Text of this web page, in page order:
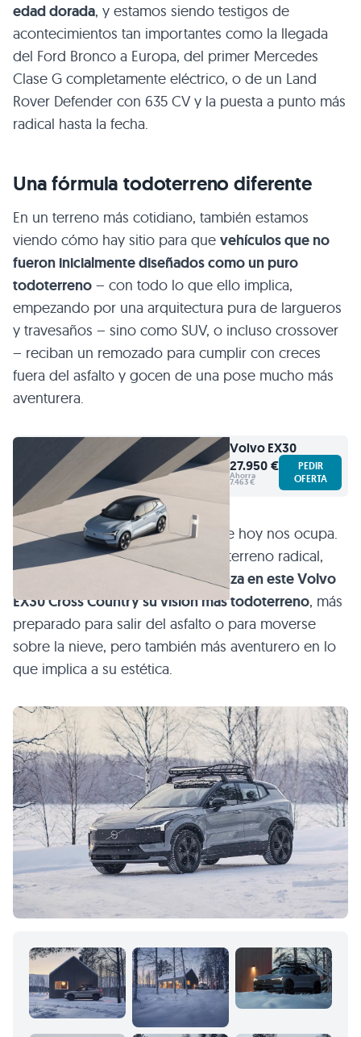
edad dorada, y estamos siendo testigos de
acontecimientos tan importantes como la llegada
del Ford Bronco a Europa, del primer Mercedes
Clase G completamente eléctrico, o de un Land
Rover Defender con 635 CV y la puesta a punto más
radical hasta la fecha.
Una fórmula todoterreno diferente
En un terreno más cotidiano, también estamos
viendo cómo hay sitio para que vehículos que no
fueron inicialmente diseñados como un puro
todoterreno – con todo lo que ello implica,
empezando por una arquitectura pura de largueros
y travesaños – sino como SUV, o incluso crossover
– reciban un remozado para cumplir con creces
fuera del asfalto y gocen de una pose mucho más
aventurera.
VolvoEX30
27.950 €
Ahorra
7.463 €
PEDIR
OFERTA
Y ese es precisamente el caso que hoy nos ocupa.
Lo último de Volvo no es un todoterreno radical,
un SUV muy barato que alcanza en este Volvo
EX30 Cross Country su visión más todoterreno, más
preparado para salir del asfalto o para moverse
sobre la nieve, pero también más aventurero en lo
que implica a su estética.